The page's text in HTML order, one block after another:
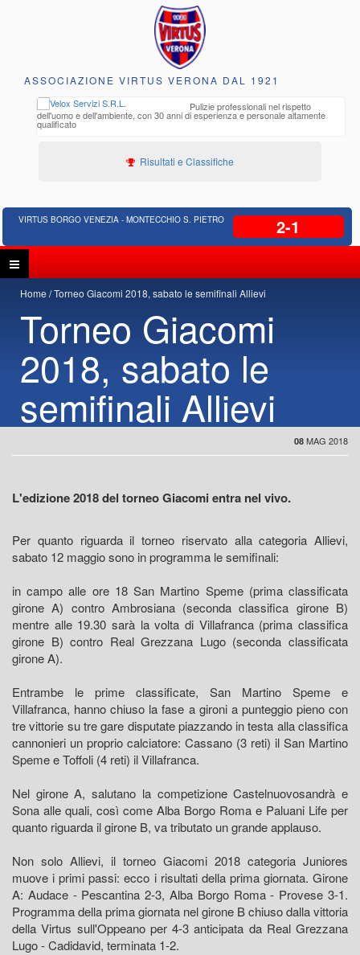
ASSOCIAZIONE VIRTUS VERONA DAL 1921
Pulizie professionali nel rispetto
dell'uomo e dell'ambiente, con 30 anni di esperienza e personale altamente
qualificato
Risultati e Classifiche
VIRTUS BORGO VENEZIA - MONTECCHIO S. PIETRO 2-1
Home Torneo Giacomi 2018, sabato le semifinali Allievi
Torneo Giacomi
2018, sabato le
semifinali Allievi
08 MAG 2018
L'edizione 2018 del torneo Giacomi entra nel vivo.
Per quanto riguarda il torneo riservato alla categoria Allievi,
sabato 12 maggio sono in programma le semifinali:
in campo alle ore 18 San Martino Speme (prima classificata
girone A) contro Ambrosiana (seconda classifica girone B)
mentre alle 19.30 sarà la volta di Villafranca (prima classifica
girone B) contro Real Grezzana Lugo (seconda classificata
girone A).
Entrambe le prime classificate, San Martino Speme e
Villafranca, hanno chiuso la fase a gironi a punteggio pieno con
tre vittorie su tre gare disputate piazzando in testa alla classifica
cannonieri un proprio calciatore: Cassano (3 reti) il San Martino
Speme e Toffoli (4 reti) il Villafranca.
Nel girone A, salutano la competizione Castelnuovosandrà e
Sona alle quali, così come Alba Borgo Roma e Paluani Life per
quanto riguarda il girone B, va tributato un grande applauso.
Non solo Allievi, il torneo Giacomi 2018 categoria Juniores
muove i primi passi: ecco i risultati della prima giornata. Girone
A: Audace - Pescantina 2-3, Alba Borgo Roma - Provese 3-1.
Programma della prima giornata nel girone B chiuso dalla vittoria
della Virtus sull'Oppeano per 4-3 anticipata da Real Grezzana
Lugo - Cadidavid, terminata 1-2.